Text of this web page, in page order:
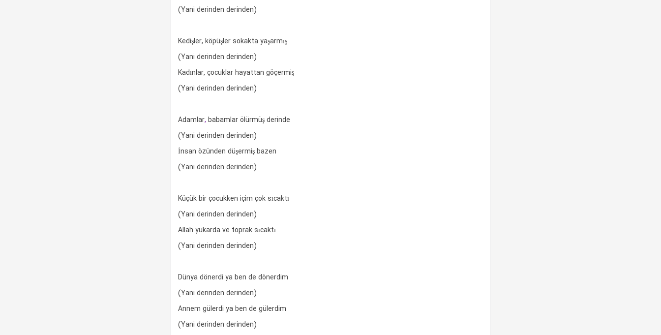
(Yani derinden derinden)
Kedişler, köpüşler sokakta yaşarmış
(Yani derinden derinden)
Kadınlar, çocuklar hayattan göçermiş
(Yani derinden derinden)
Adamlar, babamlar ölürmüş derinde
(Yani derinden derinden)
İnsan özünden düşermiş bazen
(Yani derinden derinden)
Küçük bir çocukken içim çok sıcaktı
(Yani derinden derinden)
Allah yukarda ve toprak sıcaktı
(Yani derinden derinden)
Dünya dönerdi ya ben de dönerdim
(Yani derinden derinden)
Annem gülerdi ya ben de gülerdim
(Yani derinden derinden)